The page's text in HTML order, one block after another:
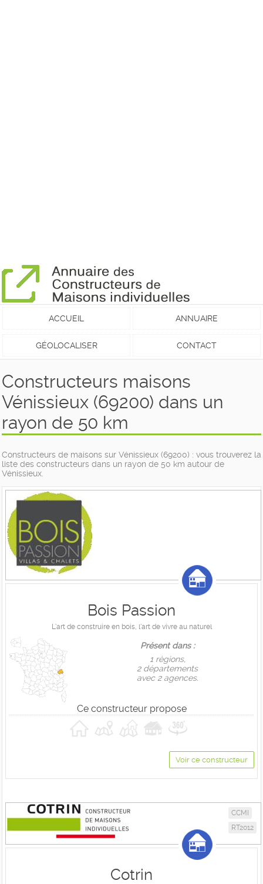
ACCUEIL ANNUAIRE
GÉOLOCALISER CONTACT
Constructeurs maisons
Vénissieux (69200) dans un
rayon de 50 km
Constructeurs de maisons sur Vénissieux (69200) : vous trouverez la
liste des constructeurs dans un rayon de 50 km autour de
Vénissieux.
Bois Passion
L'art de construire en bois, l'art de vivre au naturel
Présent dans :
1 règions,
2 départements
avec 2 agences.
Ce constructeur propose
Voir ce constructeur
CCMI
RT2012
Cotrin